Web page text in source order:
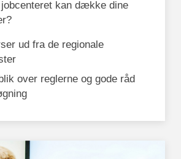
kan dække dine
ud fra de regionale
over reglerne og gode råd